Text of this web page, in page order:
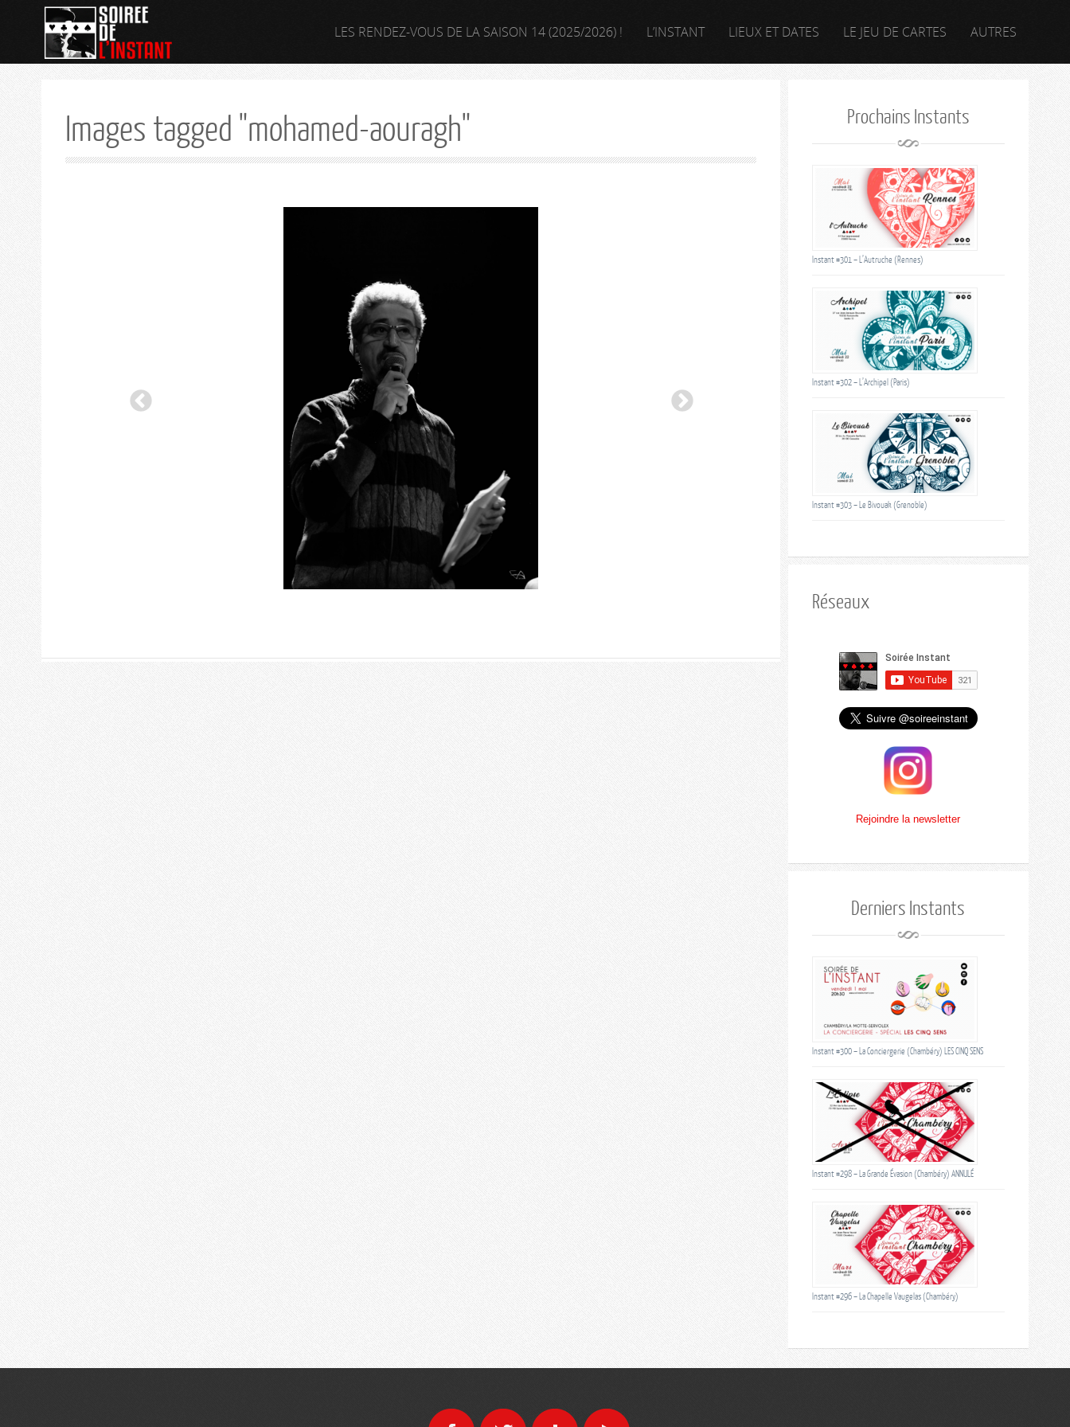
LES RENDEZ-VOUS DE LA SAISON 14 (2025/2026) ! L’INSTANT LIEUX ET DATES LE JEU DE CARTES AUTRES
Images tagged "mohamed-aouragh" Prochains Instants
Instant #301 – L’Autruche (Rennes)
Instant #302 – L’Archipel (Paris)
Instant #303 – Le Bivouak (Grenoble)
Réseaux
Rejoindre la newsletter
Derniers Instants
Instant #300 – La Conciergerie (Chambéry) LES CINQ SENS
Instant #298 – La Grande Évasion (Chambéry) ANNULÉ
Instant #296 – La Chapelle Vaugelas (Chambéry)